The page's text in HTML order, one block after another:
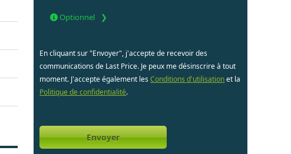
Optionnel
En cliquant sur "Envoyer", j'accepte de recevoir des
communications de Last Price. Je peux me désinscrire à tout
moment. J'accepte également lesConditions d'utilisationet la
Politique de confidentialité.